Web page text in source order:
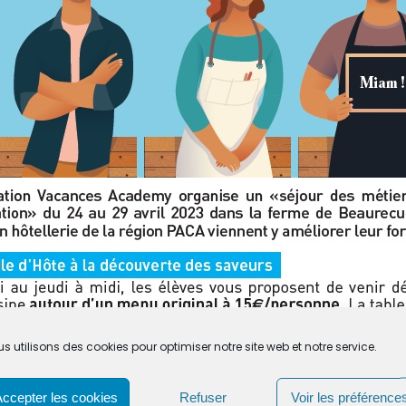
utilisons des cookies pour optimiser notre site web et notre service.
les cookies Refuser Voir les